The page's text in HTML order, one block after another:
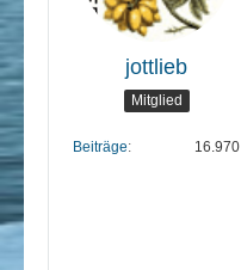
jottlieb
Mitglied
Beiträge 16.970